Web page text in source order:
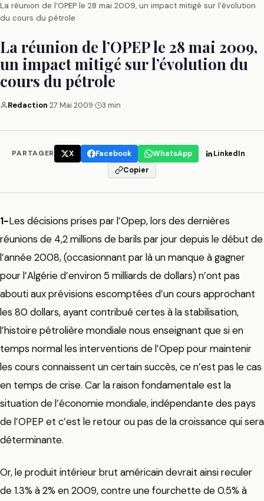
La réunion de l’OPEP le 28 mai 2009, un impact mitigé sur l’évolution
du cours du pétrole
La réunion de l’OPEP le 28 mai 2009,
un impact mitigé sur l’évolution du
cours du pétrole
Redaction·27 Mai 2009· 3 min
PARTAGER X Facebook WhatsApp
LinkedIn
Copier
1-Les décisions prises par l’Opep, lors des dernières
réunions de 4,2 millions de barils par jour depuis le début de
l’année 2008, (occasionnant par là un manque à gagner
pour l’Algérie d’environ 5 milliards de dollars) n’ont pas
abouti aux prévisions escomptées d’un cours approchant
les 80 dollars, ayant contribué certes à la stabilisation,
l’histoire pétrolière mondiale nous enseignant que si en
temps normal les interventions de l’Opep pour maintenir
les cours connaissent un certain succès, ce n’est pas le cas
en temps de crise. Car la raison fondamentale est la
situation de l’économie mondiale, indépendante des pays
de l’OPEP et c’est le retour ou pas de la croissance qui sera
déterminante.
Or, le produit intérieur brut américain devrait ainsi reculer
de 1.3% à 2% en 2009, contre une fourchette de 0.5% à